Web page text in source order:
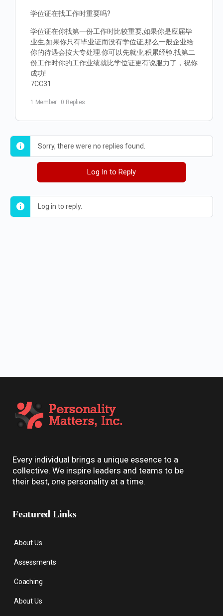
学位证在找工作时重要吗?
学位证在你找第一份工作时比较重要,如果你是应届毕
业生,如果你只有毕业证而没有学位证,那么一般企业给
你的待遇会按大专处理.你可以先就业,积累经验.找第二
份工作时你的工作业绩就比学位证更有说服力了，祝你
成功!
7CC31
1 Member · 0 Replies
Sorry, there were no replies found.
Log In to Reply
Log in to reply.
Every individual brings a unique essence to a
collective. We inspire leaders and teams to be
their best, one personality at a time.
Featured Links
About Us
Assessments
Coaching
About Us